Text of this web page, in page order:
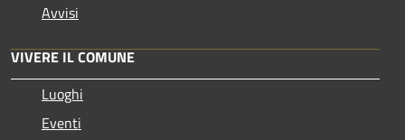
Avvisi
VIVERE IL COMUNE
Luoghi
Eventi